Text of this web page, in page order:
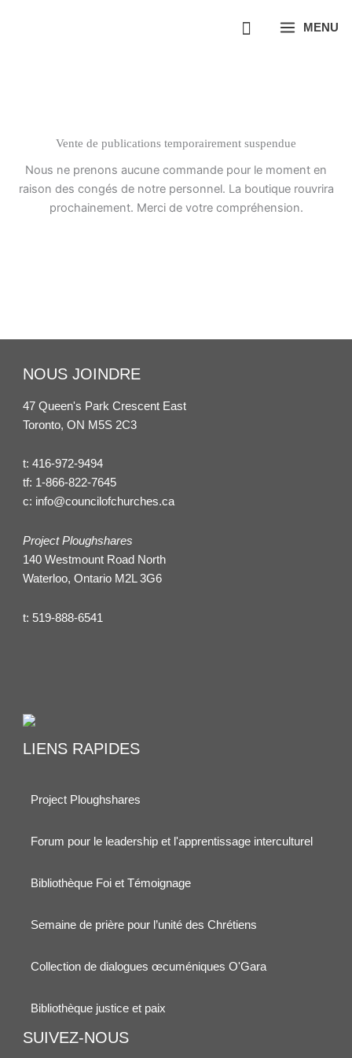
MENU
Vente de publications temporairement suspendue
Nous ne prenons aucune commande pour le moment en
raison des congés de notre personnel. La boutique rouvrira
prochainement. Merci de votre compréhension.
NOUS JOINDRE
47 Queen's Park Crescent East
Toronto, ON M5S 2C3
t:416-972-9494
tf: 1-866-822-7645
c: info@councilofchurches.ca
Project Ploughshares
140 Westmount Road North
Waterloo, Ontario M2L 3G6
t: 519-888-6541
LIENS RAPIDES
Project Ploughshares
Forum pour le leadership et l'apprentissage interculturel
Bibliothèque Foi et Témoignage
Semaine de prière pour l’unité des Chrétiens
Collection de dialogues œcuméniques O'Gara
Bibliothèque justice et paix
SUIVEZ-NOUS